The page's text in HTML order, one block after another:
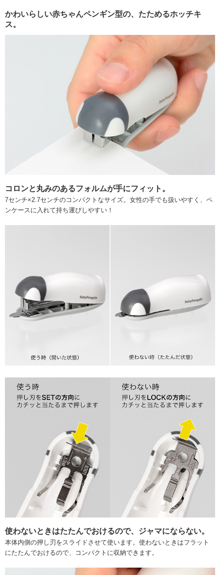
かわいらしい赤ちゃんペンギン型の、たためるホッチキ
ス。
コロンと丸みのあるフォルムが手にフィット。
7センチ×2.7センチのコンパクトなサイズ。女性の手でも扱いやすく、ペ
ンケースに入れて持ち運びしやすい！
使わないときはたたんでおけるので、ジャマにならない。
本体内側の押し刃をスライドさせて使います。使わないときはフラット
にたたんでおけるので、コンパクトに収納できます。